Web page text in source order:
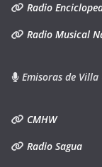
Radio
Radio Musical
Emisoras de Villa
CMHW
Radio Sagua